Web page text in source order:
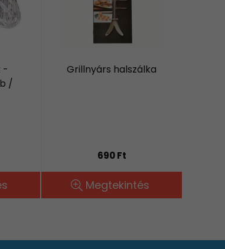
-
/
Grillnyárs halszálka
690 Ft
Megtekintés